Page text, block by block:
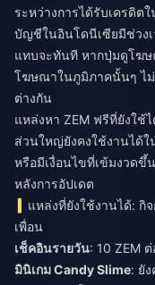
ระหว่างการได้รับเครดิต
บัญชีในอินโดนีเซียมีช่วง
แทบจะทันที หากปุ่มดูโฆ
โฆษณาในภูมิภาคนั้นๆ ไ
ต่างกัน
แหล่งหา ZEM ฟรีที่ยังใช้
ส่วนใหญ่ยังคงใช้งานได้ใ
หรือมีเงื่อนไขที่เข้มงวดขึ้
หลังการอัปเดต
แหล่งที่ยังใช้งานได้: กิ
เพื่อน
เช็คอินรายวัน: 10 ZEM
มินิเกม Candy Slime: ยั